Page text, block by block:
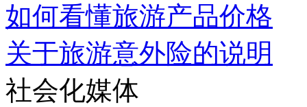
如何看懂旅游产品价格
关于旅游意外险的说明
社会化媒体